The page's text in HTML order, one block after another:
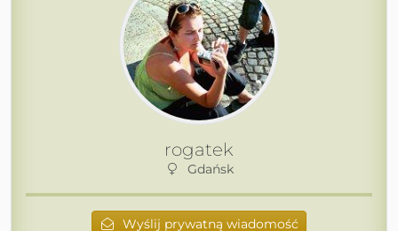
rogatek
Gdańsk
Wyślij prywatną wiadomość